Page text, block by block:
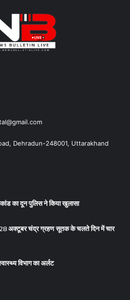
Dehradun-248001, Uttarakhand
का दून पुलिस ने किया खुलासा
28 अक्टूबर चंद्र ग्रहण सूतक के चलते दिन में चार
विभाग का अर्लट